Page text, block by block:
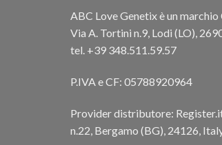
ABC Love Genetix è un
Via A. Tortini n.9, Lodi (LO),
tel. +39 348.511.59.57
P.IVA e CF: 05788920964
Provider distributore:
n.22, Bergamo (BG), 24126,